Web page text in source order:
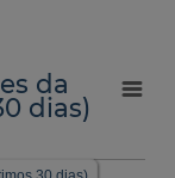
da
dias)